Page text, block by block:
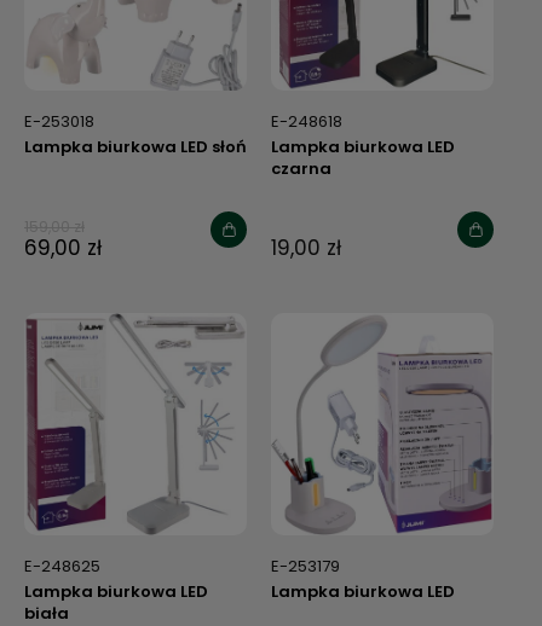
E-253018
Lampka biurkowa LED słoń
69,00 zł
E-248618
Lampka biurkowa LED
czarna
19,00 zł
E-248625
Lampka biurkowa LED
biała
E-253179
Lampka biurkowa LED